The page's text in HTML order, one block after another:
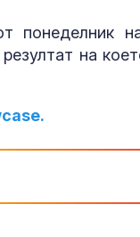
понеделник
на